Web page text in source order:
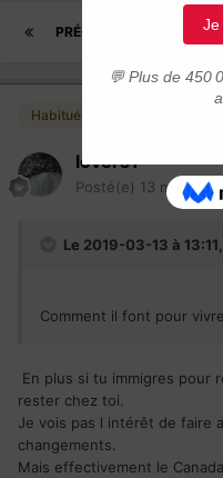
PRÉCÉDENT
Habitués
lovers1
Posté(e) 13 mars
Le 2019-03-13 à 13:11,
Comment il font pour
En plus si tu immigres pour
rester chez toi.
Je vois pas l intérêt de faire
changements.
Mais effectivement le